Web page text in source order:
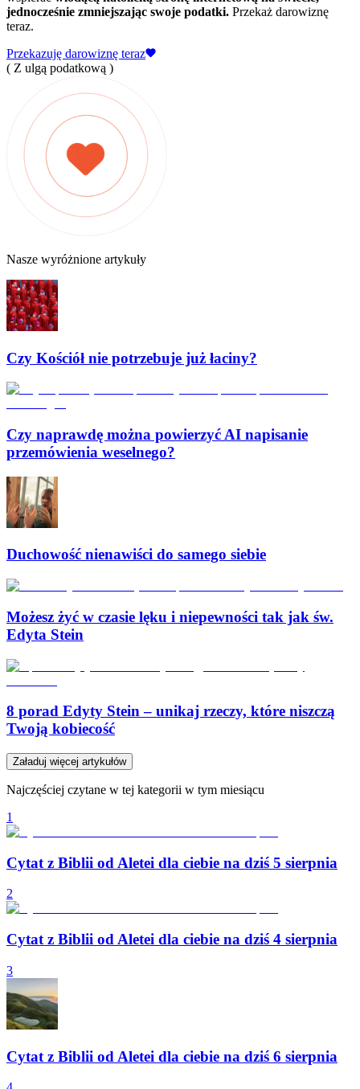
jednocześnie zmniejszając swoje podatki. Przekaż darowiznę
teraz.
Przekazuję darowiznę teraz
( Z ulgą podatkową )
Nasze wyróżnione artykuły
Czy Kościół nie potrzebuje już łaciny?
Czy naprawdę można powierzyć AI napisanie
przemówienia weselnego?
Duchowość nienawiści do samego siebie
Możesz żyć w czasie lęku i niepewności tak jak św.
Edyta Stein
8 porad Edyty Stein – unikaj rzeczy, które niszczą
Twoją kobiecość
Załaduj więcej artykułów
Najczęściej czytane w tej kategorii w tym miesiącu
1
Cytat z Biblii od Aletei dla ciebie na dziś 5 sierpnia
2
Cytat z Biblii od Aletei dla ciebie na dziś 4 sierpnia
3
Cytat z Biblii od Aletei dla ciebie na dziś 6 sierpnia